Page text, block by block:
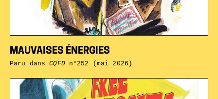
MAUVAISES ÉNERGIES
Paru dansCQFDn°252 (mai 2026)